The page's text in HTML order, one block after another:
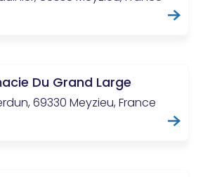
Du Grand Large
69330 Meyzieu, France